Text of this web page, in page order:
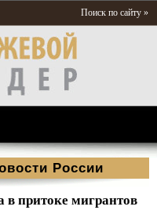
Поиск по сайту »
России
притоке мигрантов